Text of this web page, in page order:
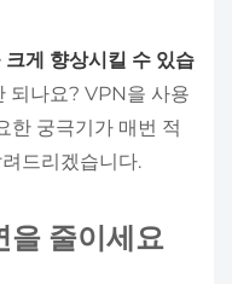
게 향상시킬 수 있습
되나요? VPN을 사용
한 궁극기가 매번 적
드리겠습니다.
을 줄이세요